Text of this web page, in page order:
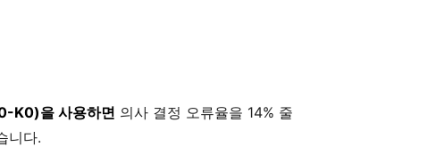
K0)을 사용하면 의사 결정 오류율을 14% 줄
니다.